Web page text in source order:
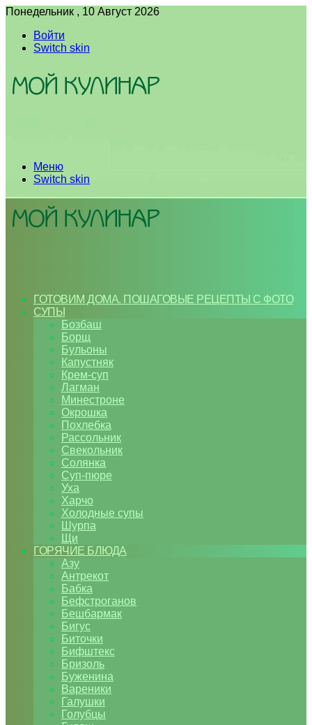
Понедельник , 10 Август 2026
Войти
Switch skin
Меню
Switch skin
ГОТОВИМ ДОМА. ПОШАГОВЫЕ РЕЦЕПТЫ С ФОТО
СУПЫ
Бозбаш
Борщ
Бульоны
Капустняк
Крем-суп
Лагман
Минестроне
Окрошка
Похлебка
Рассольник
Свекольник
Солянка
Суп-пюре
Уха
Харчо
Холодные супы
Шурпа
Щи
ГОРЯЧИЕ БЛЮДА
Азу
Антрекот
Бабка
Бефстроганов
Бешбармак
Бигус
Биточки
Бифштекс
Бризоль
Буженина
Вареники
Галушки
Голубцы